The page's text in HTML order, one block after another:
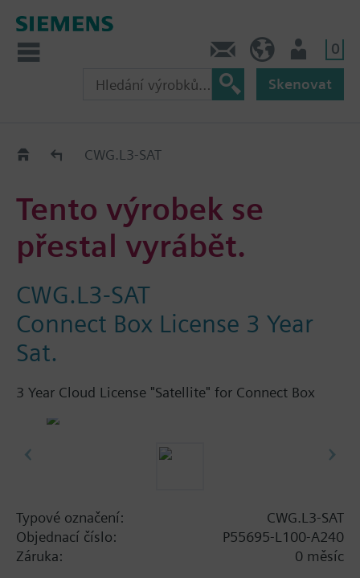
0
Skenovat
Old2NewCWG.L3-SAT
Tento výrobek se
přestal vyrábět.
CWG.L3-SAT
Connect Box License 3 Year
Sat.
3 Year Cloud License "Satellite" for Connect Box
Typové označení:
CWG.L3-SAT
Objednací číslo:
P55695-L100-A240
Záruka:
0 měsíc